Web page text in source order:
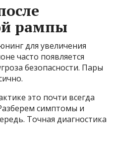
рампы
для увеличения
часто появляется
безопасности. Пары
это почти всегда
симптомы и
Точная диагностика